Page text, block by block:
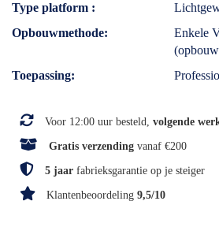
Type platform
Opbouwmethode
Enkele
Toepassing
Voor 12:00 uur besteld, volgende
Gratis verzending vanaf €200
5 jaar fabrieksgarantie op je steiger
Klantenbeoordeling 9,5/10